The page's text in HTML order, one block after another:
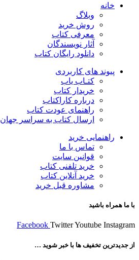
خانه
وبلاگ
روش خرید
معرفی کتاب
آثار نویسندگان
دانلود رایگان کتاب
پیوند های کاربردی
کتـاب یاب
خریدار کتاب
درباره کاراکتاب
راهنمای عودت کتاب
ارسال کتاب به سراسر جهان
راهنمایی خرید
تماس با ما
قوانین سایت
خرید تلفنی کتاب
خرید آنلاین کتاب
مشاوره قبل خرید
با ما همراه باشید
Facebook TwitterYoutube Instagram
از جدیدترین تخفیف ها با خبر شوید …